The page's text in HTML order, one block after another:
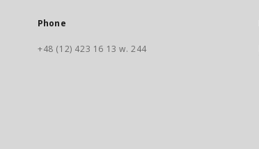
Phone
+48 (12) 423 16 13 w. 244